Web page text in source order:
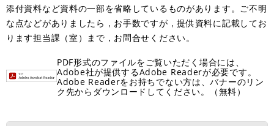
添付資料など資料の一部を省略しているものがあります。ご不明
な点などがありましたら，お手数ですが，提供資料に記載してお
ります担当課（室）まで，お問合せください。
PDF形式のファイルをご覧いただく場合には、
Adobe社が提供するAdobe Readerが必要です。
Adobe Readerをお持ちでない方は、バナーのリン
ク先からダウンロードしてください。（無料）